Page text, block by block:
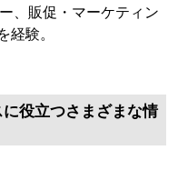
、販促・マーケティン
経験。
役立つさまざまな情